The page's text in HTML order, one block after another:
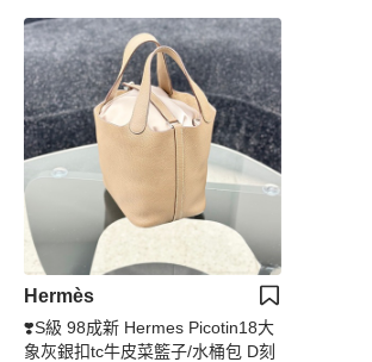
Hermès
❣️S級 98成新 Hermes Picotin18大
象灰銀扣tc牛皮菜籃子/水桶包 D刻